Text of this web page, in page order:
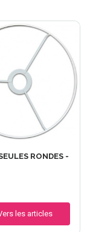
RONDES -
les articles